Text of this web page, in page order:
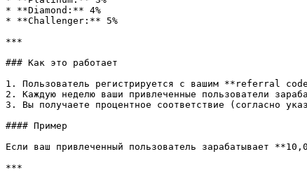
* **Diamond:** 4%
* **Challenger:** 5%
***
### Как это работает
1. Пользователь регистрируется с вашим **referral
2. Каждую неделю ваши привлеченные пользователи
3. Вы получаете процентное соответствие (согласно
#### Пример
Если ваш привлеченный пользователь зарабатывает
***